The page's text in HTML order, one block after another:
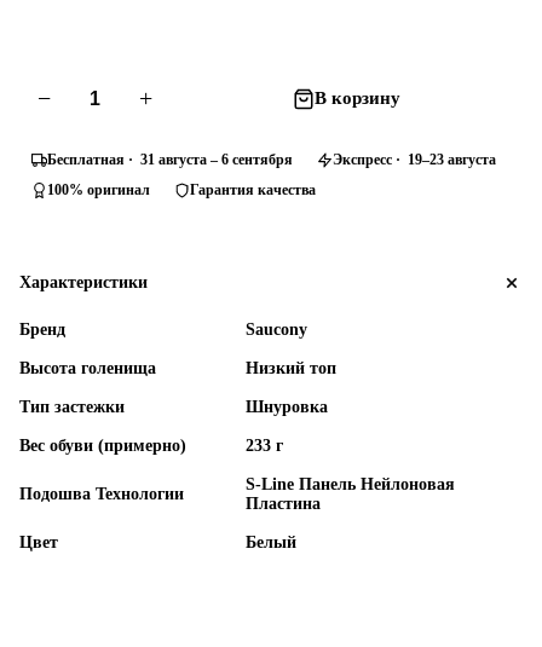
− + В корзину
Бесплатная · 31 августа – 6 сентября
Экспресс · 19–23 августа
100% оригинал
Гарантия качества
Характеристики
Бренд Saucony
Высота голенища Низкий топ
Тип застежки Шнуровка
Вес обуви (примерно) 233 г
Подошва Технологии
S-Line Панель Нейлоновая
Пластина
Цвет Белый